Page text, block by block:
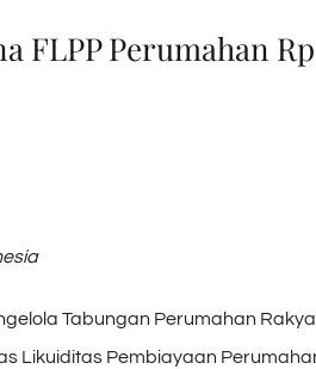
FLPP Perumahan
Tabungan Perumahan
Likuiditas Pembiayaan